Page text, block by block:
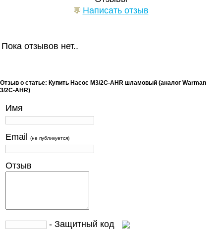
Написать отзыв
Пока отзывов нет..
Отзыв о статье: Купить Насос M3/2C-AHR шламовый (аналог Warman
3/2C-AHR)
Имя
Email (не публикуется)
Отзыв
- Защитный код